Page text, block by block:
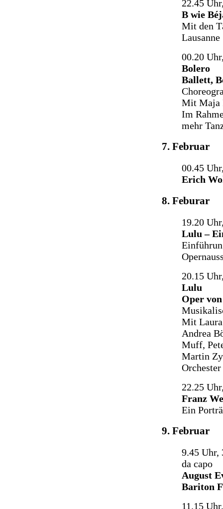
22.45
B wie
Mit den
Lausanne
00.20
Bolero
Ballett,
Mit Maja
Im
mehr
7. Februar
00.45
Erich
8. Feburar
19.20
Lulu –
20.15
Lulu
Oper
Mit
Andrea
Muff,
Martin
22.25
Franz
Ein
9. Februar
9.45 Uhr,
da capo
August
Bariton
11.15